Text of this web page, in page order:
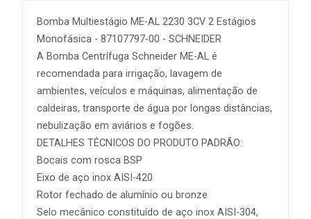
Bomba Multiestágio ME-AL 2230 3CV 2 Estágios
Monofásica - 87107797-00 - SCHNEIDER
A Bomba Centrífuga Schneider ME-AL é
recomendada para irrigação, lavagem de
ambientes, veículos e máquinas, alimentação de
caldeiras, transporte de água por longas distâncias,
nebulização em aviários e fogões.
DETALHES TÉCNICOS DO PRODUTO PADRÃO:
Bocais com rosca BSP
Eixo de aço inox AISI-420
Rotor fechado de alumínio ou bronze
Selo mecânico constituído de aço inox AISI-304,